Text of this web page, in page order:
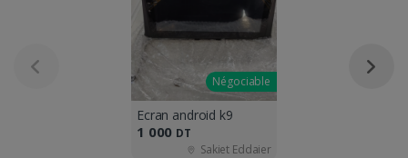
Négociable
Ecran android k9
1 000 DT
Sakiet Eddaier